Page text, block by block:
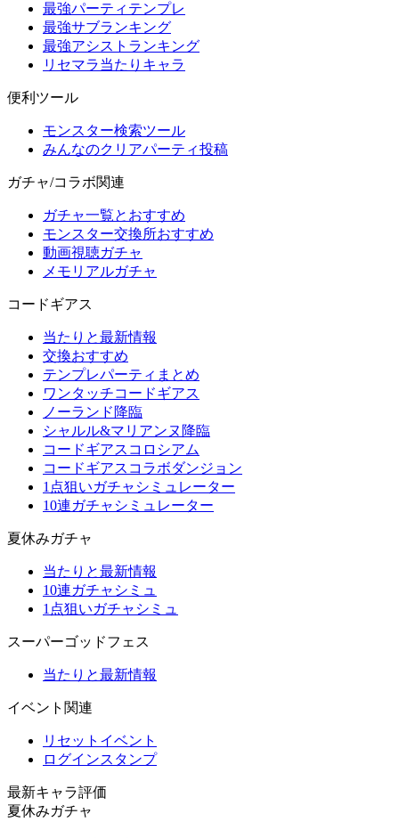
最強パーティテンプレ
最強サブランキング
最強アシストランキング
リセマラ当たりキャラ
便利ツール
モンスター検索ツール
みんなのクリアパーティ投稿
ガチャ/コラボ関連
ガチャ一覧とおすすめ
モンスター交換所おすすめ
動画視聴ガチャ
メモリアルガチャ
コードギアス
当たりと最新情報
交換おすすめ
テンプレパーティまとめ
ワンタッチコードギアス
ノーランド降臨
シャルル&マリアンヌ降臨
コードギアスコロシアム
コードギアスコラボダンジョン
1点狙いガチャシミュレーター
10連ガチャシミュレーター
夏休みガチャ
当たりと最新情報
10連ガチャシミュ
1点狙いガチャシミュ
スーパーゴッドフェス
当たりと最新情報
イベント関連
リセットイベント
ログインスタンプ
最新キャラ評価
夏休みガチャ